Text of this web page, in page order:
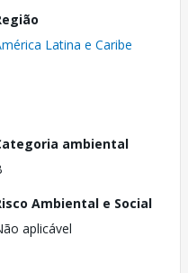
Latina e Caribe
ambiental
Ambiental e Social
aplicável